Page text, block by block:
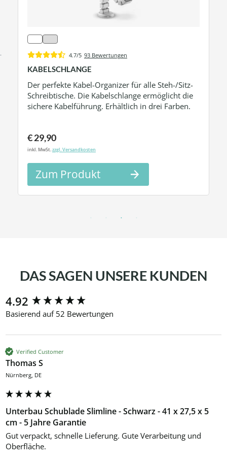
4.7/5 93 Bewertungen
KABELSCHLANGE
Der perfekte Kabel-Organizer für alle Steh-/Sitz-
Schreibtische. Die Kabelschlange ermöglicht die
sichere Kabelführung. Erhältlich in drei Farben.
€ 29,90
inkl. MwSt.zzgl. Versandkosten
Zum Produkt
DAS SAGEN UNSERE KUNDEN
4.92
Basierend auf 52 Bewertungen
Verified Customer
Thomas S
Nürnberg, DE
Unterbau Schublade Slimline - Schwarz - 41 x 27,5 x 5
cm - 5 Jahre Garantie
Gut verpackt, schnelle Lieferung. Gute Verarbeitung und
Oberfläche.
New content loaded